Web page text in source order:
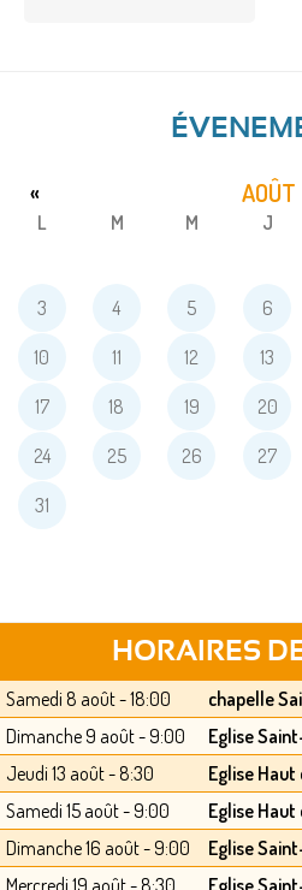
AOÛT
«
L M M J
3 4 5 6
10 11 12 13
17 18 19 20
24 25 26 27
31
HORAIRES
Samedi 8 août - 18:00 chapelle
Dimanche 9 août - 9:00
Eglise
Jeudi 13 août - 8:30
Eglise Haut
Samedi 15 août - 9:00
Eglise Haut
Dimanche 16 août - 9:00
Eglise
Mercredi 19 août - 8:30
Eglise